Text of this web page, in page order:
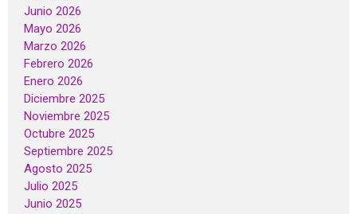
Junio 2026
Mayo 2026
Marzo 2026
Febrero 2026
Enero 2026
Diciembre 2025
Noviembre 2025
Octubre 2025
Septiembre 2025
Agosto 2025
Julio 2025
Junio 2025